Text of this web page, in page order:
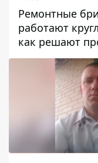
Ремонтные
работают
как решают
водой в
громаде